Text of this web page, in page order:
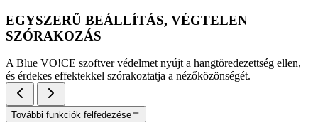
EGYSZERŰ BEÁLLÍTÁS, VÉGTELEN
SZÓRAKOZÁS
A Blue VO!CE szoftver védelmet nyújt a hangtöredezettség ellen,
és érdekes effektekkel szórakoztatja a nézőközönségét.
További funkciók felfedezése